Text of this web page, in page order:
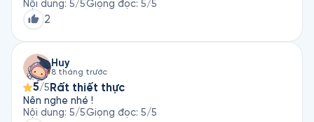
Nội dung: 5/5Giọng đọc: 5/5
2
Huy
8 tháng trước
5/5 Rất thiết thực
Nên nghe nhé !
Nội dung: 5/5Giọng đọc: 5/5